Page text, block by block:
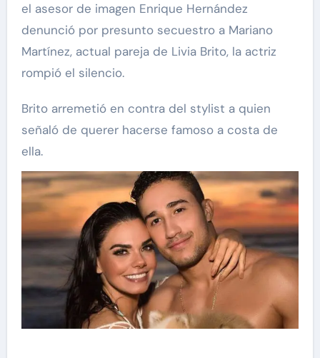
el asesor de imagen Enrique Hernández
denunció por presunto secuestro a Mariano
Martínez, actual pareja de Livia Brito, la actriz
rompió el silencio.
Brito arremetió en contra del stylist a quien
señaló de querer hacerse famoso a costa de
ella.